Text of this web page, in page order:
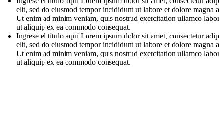
elit, sed do eiusmod tempor incididunt ut labore et dolore magna
Ut enim ad minim veniam, quis nostrud exercitation ullamco
ut aliquip ex ea commodo consequat.
Ingrese el título aquí Lorem ipsum dolor sit amet, consectetur
elit, sed do eiusmod tempor incididunt ut labore et dolore magna
Ut enim ad minim veniam, quis nostrud exercitation ullamco
ut aliquip ex ea commodo consequat.